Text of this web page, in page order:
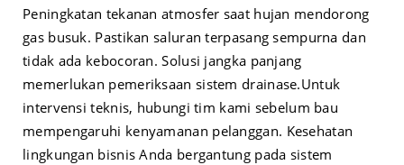
Peningkatan tekanan atmosfer saat hujan mendorong
gas busuk. Pastikan saluran terpasang sempurna dan
tidak ada kebocoran. Solusi jangka panjang
memerlukan pemeriksaan sistem drainase.Untuk
intervensi teknis, hubungi tim kami sebelum bau
mempengaruhi kenyamanan pelanggan. Kesehatan
lingkungan bisnis Anda bergantung pada sistem